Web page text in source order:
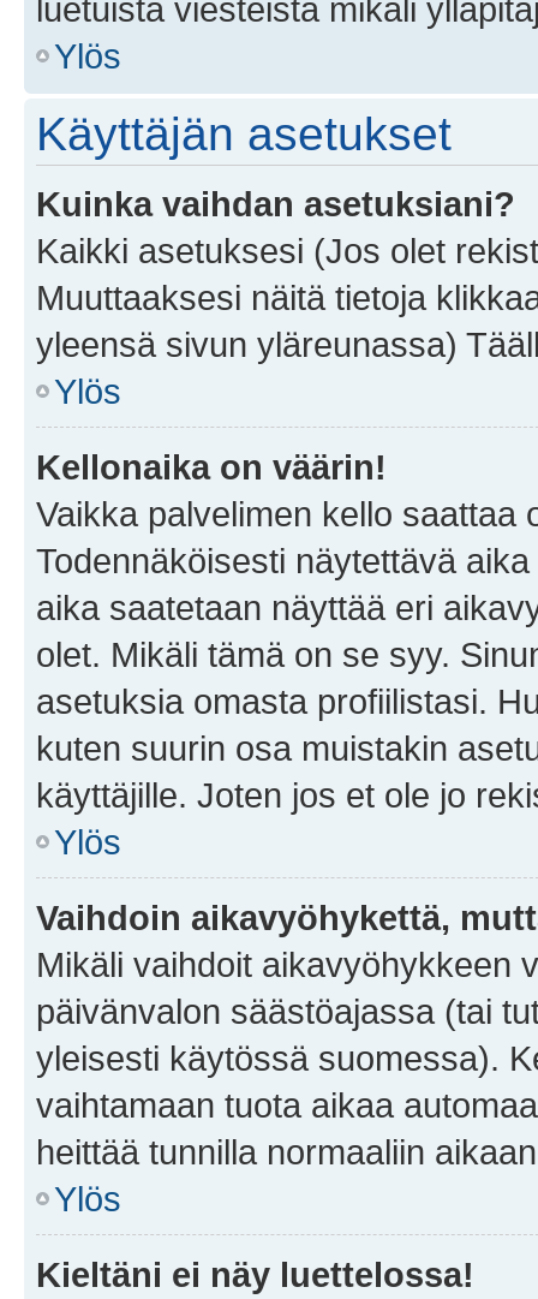
luetuista viesteistä mikäli
Ylös
Käyttäjän asetukset
Kuinka vaihdan asetuksiani?
Kaikki asetuksesi (Jos olet
Muuttaaksesi näitä tietoja
yleensä sivun yläreunassa)
Ylös
Kellonaika on väärin!
Vaikka palvelimen kello saattaa
Todennäköisesti näytettävä
aika saatetaan näyttää eri
olet. Mikäli tämä on se syy.
asetuksia omasta profiilistasi.
kuten suurin osa muistakin
käyttäjille. Joten jos et ole jo
Ylös
Vaihdoin aikavyöhykettä,
Mikäli vaihdoit aikavyöhykkeen
päivänvalon säästöajassa (tai
yleisesti käytössä suomessa).
vaihtamaan tuota aikaa
heittää tunnilla normaaliin
Ylös
Kieltäni ei näy luettelossa!